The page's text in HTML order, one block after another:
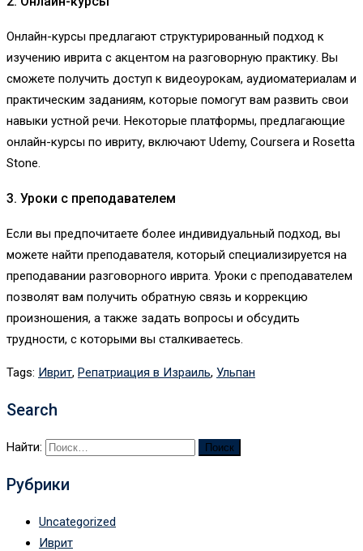
Онлайн-курсы предлагают структурированный подход к
изучению иврита с акцентом на разговорную практику. Вы
сможете получить доступ к видеоурокам, аудиоматериалам и
практическим заданиям, которые помогут вам развить свои
навыки устной речи. Некоторые платформы, предлагающие
онлайн-курсы по ивриту, включают Udemy, Coursera и Rosetta
Stone.
3. Уроки с преподавателем
Если вы предпочитаете более индивидуальный подход, вы
можете найти преподавателя, который специализируется на
преподавании разговорного иврита. Уроки с преподавателем
позволят вам получить обратную связь и коррекцию
произношения, а также задать вопросы и обсудить
трудности, с которыми вы сталкиваетесь.
Tags: Иврит, Репатриация в Израиль, Ульпан
Search
Найти:
Рубрики
Uncategorized
Иврит